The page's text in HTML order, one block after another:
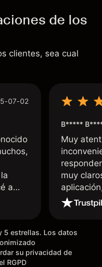
de los
clientes, sea cual
07-02
a
mi
B*****
Muy
muy
5 estrellas. Los datos
su privacidad de
RGPD